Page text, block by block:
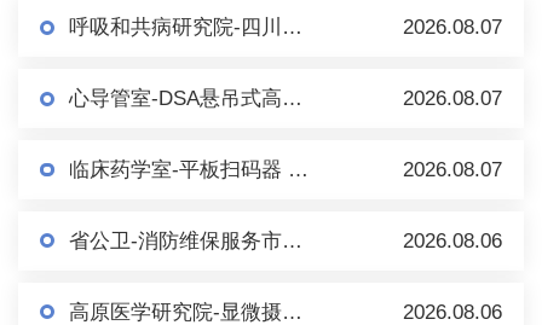
呼吸和共病研究院-四川大学华西医院百万人群队列研究信息系统 市场调研 2026.08.07
心导管室-DSA悬吊式高压注射（泵）系统 市场调研 2026.08.07
临床药学室-平板扫码器 市场调研 2026.08.07
省公卫-消防维保服务市场调研（第二轮） 2026.08.06
高原医学研究院-显微摄像系统（倒置） 市场调研 2026.08.06